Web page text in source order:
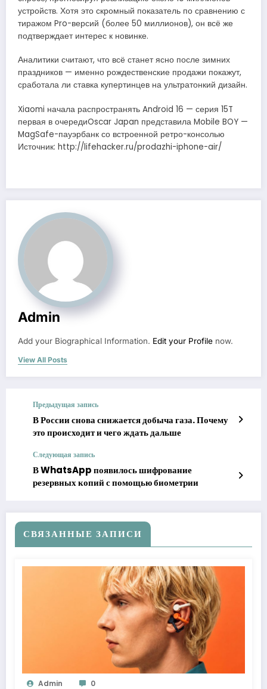
устройств. Хотя это скромный показатель по сравнению с
тиражом Pro-версий (более 50 миллионов), он всё же
подтверждает интерес к новинке.
Аналитики считают, что всё станет ясно после зимних
праздников — именно рождественские продажи покажут,
сработала ли ставка купертинцев на ультратонкий дизайн.
Xiaomi начала распространять Android 16 — серия 15T
первая в очередиOscar Japan представила Mobile BOY —
MagSafe-пауэрбанк со встроенной ретро-консолью
Источник: http://lifehacker.ru/prodazhi-iphone-air/
Admin
Add your Biographical Information. Edit your Profile now.
View All Posts
Предыдущая запись
В России снова снижается добыча газа. Почему
это происходит и чего ждать дальше
Следующая запись
В WhatsApp появилось шифрование
резервных копий с помощью биометрии
СВЯЗАННЫЕ ЗАПИСИ
Admin 0